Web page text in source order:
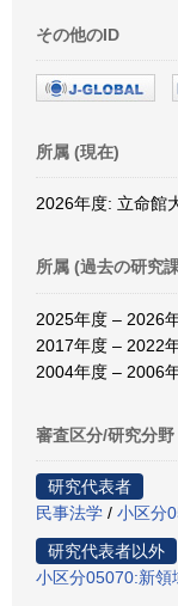
その他のID
所属 (現在)
2026年度: 立命館
所属 (過去の研究
2025年度 – 2026
2017年度 – 2022
2004年度 – 2006
審査区分/研究分野
研究代表者
民事法学 / 小区分
研究代表者以外
小区分05070:新領